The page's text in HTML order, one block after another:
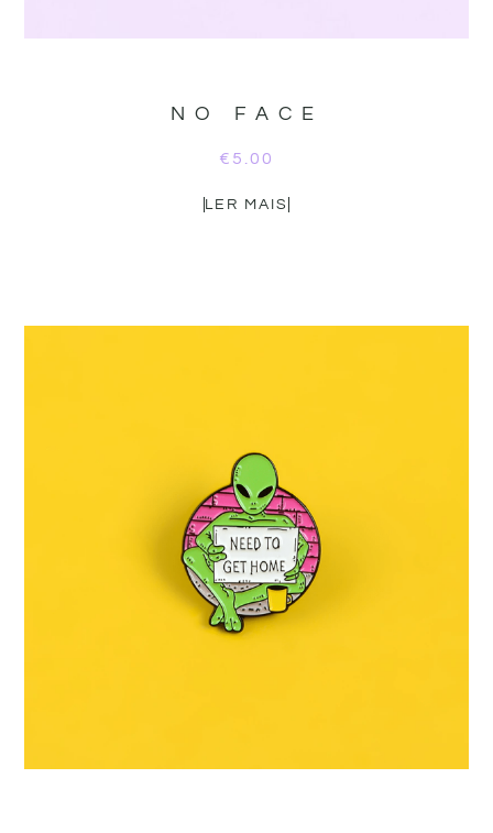
NO FACE
€ 5.00
LER MAIS